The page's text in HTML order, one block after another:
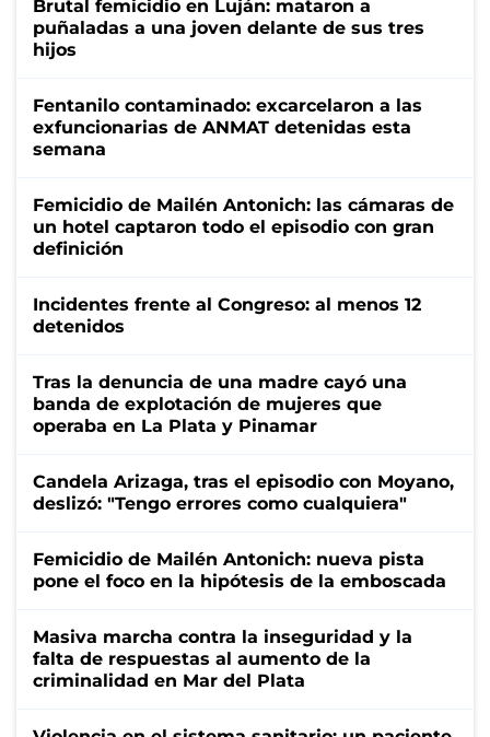
Brutal femicidio en Luján: mataron a
puñaladas a una joven delante de sus tres
hijos
Fentanilo contaminado: excarcelaron a las
exfuncionarias de ANMAT detenidas esta
semana
Femicidio de Mailén Antonich: las cámaras de
un hotel captaron todo el episodio con gran
definición
Incidentes frente al Congreso: al menos 12
detenidos
Tras la denuncia de una madre cayó una
banda de explotación de mujeres que
operaba en La Plata y Pinamar
Candela Arizaga, tras el episodio con Moyano,
deslizó: "Tengo errores como cualquiera"
Femicidio de Mailén Antonich: nueva pista
pone el foco en la hipótesis de la emboscada
Masiva marcha contra la inseguridad y la
falta de respuestas al aumento de la
criminalidad en Mar del Plata